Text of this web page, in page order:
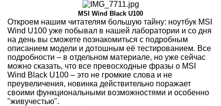
MSI Wind Black U100
Откроем нашим читателям большую тайну: ноутбук MSI
Wind U100 уже побывал в нашей лаборатории и со дня
на день вы сможете познакомиться с подробным
описанием модели и дотошным её тестированием. Все
подробности – в отдельном материале, но уже сейчас
можно сказать, что все превосходные фразы о MSI
Wind Black U100 – это не громкие слова и не
преувеличения, новинка действительно поражает
своими функциональными возможностями и особенно
"живучестью".